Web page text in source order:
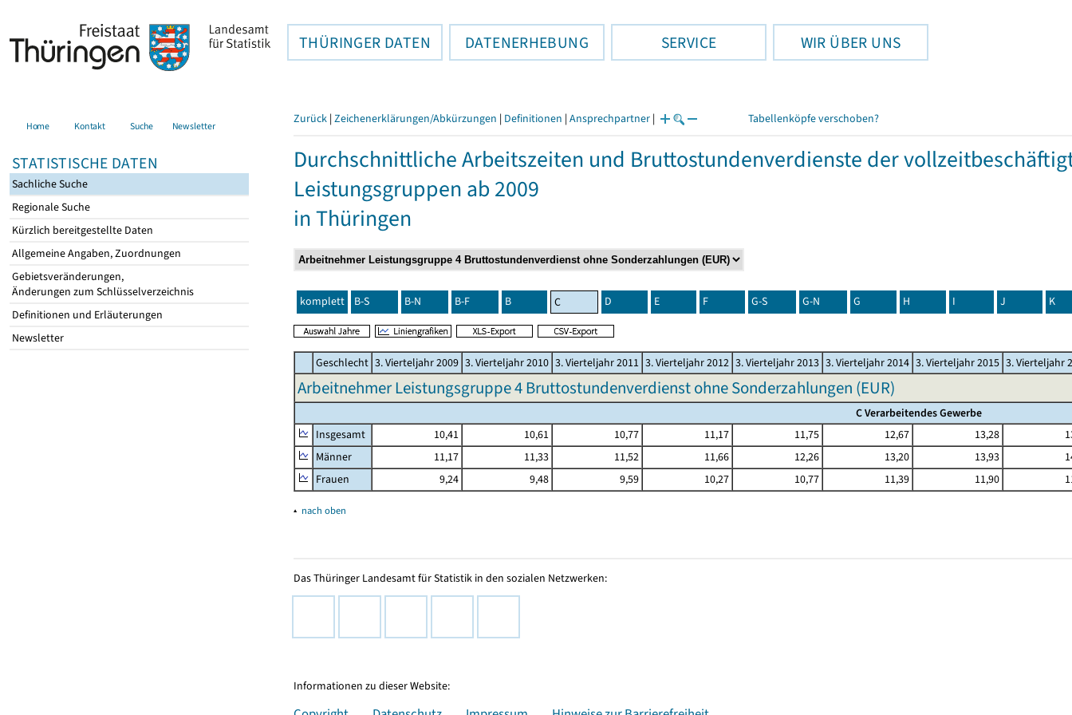
THÜRINGER DATEN DATENERHEBUNG SERVICE WIR ÜBER UNS
Home Kontakt Suche Newsletter
STATISTISCHE DATEN
Sachliche Suche
Regionale Suche
Kürzlich bereitgestellte Daten
Allgemeine Angaben, Zuordnungen
Gebietsveränderungen,
Änderungen zum Schlüsselverzeichnis
Definitionen und Erläuterungen
Newsletter
Zurück | Zeichenerklärungen/Abkürzungen | Definitionen | Ansprechpartner | Tabellenköpfe verschoben?
Durchschnittliche Arbeitszeiten und Bruttostundenverdienste der
Leistungsgruppen ab 2009
in Thüringen
komplett B-S B-N B-F B C D E F G-S G-N G H I J K
Geschlecht 3. Vierteljahr 2009 3. Vierteljahr 2010 3. Vierteljahr 2011 3. Vierteljahr 2012 3. Vierteljahr 2013 3. Vierteljahr 2014 3. Vierteljahr 2015 3. Vierteljahr
Arbeitnehmer Leistungsgruppe 4 Bruttostundenverdienst ohne Sonderzahlungen (EUR)
C Verarbeitendes Gewerbe
Insgesamt
10,41 10,61 10,77 11,17 11,75 12,67 13,28
Männer
11,17 11,33 11,52 11,66 12,26 13,20 13,93
Frauen
9,24 9,48 9,59 10,27 10,77 11,39 11,90
▴ nach oben
Das Thüringer Landesamt für Statistik in den sozialen Netzwerken:
Informationen zu dieser Website: